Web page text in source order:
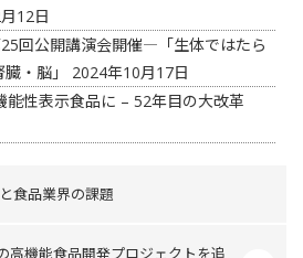
12日
回公開講演会開催―「生体ではたら
・脳」
2024年10月17日
能性表示食品に – 52年目の大改革
食品業界の課題
高機能食品開発プロジェクトを追